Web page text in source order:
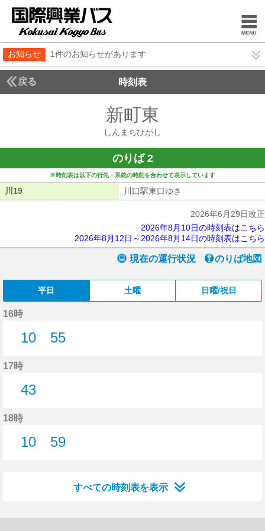
お知らせ 1件のお知らせがあります
戻る 時刻表
新町東
しんまちひがし
のりば 2
※時刻表は以下の行先・系統の時刻を合わせて表示しています
川19 川口駅東口ゆき
2026年6月29日改正
2026年8月10日の時刻表はこちら
2026年8月12日～2026年8月14日の時刻表はこちら
現在の運行状況 のりば地図
平日 土曜 日曜/祝日
16時
10
55
17時
43
18時
10
59
すべての時刻表を表示